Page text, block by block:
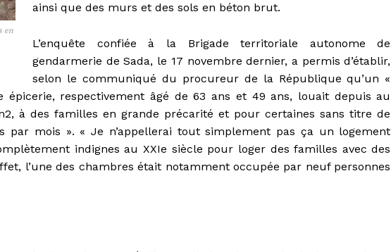
en
ainsi que des murs et des sols en béton brut.
L’enquête confiée à la Brigade territoriale autonome de
gendarmerie de Sada, le 17 novembre dernier, a permis d’établir,
selon le communiqué du procureur de la République qu’un «
respectivement âgé de 63 ans et 49 ans, louait depuis au
à des familles en grande précarité et pour certaines sans titre de
par mois ». « Je n’appellerai tout simplement pas ça un logement
indignes au XXIe siècle pour loger des familles avec des
l’une des chambres était notamment occupée par neuf personnes